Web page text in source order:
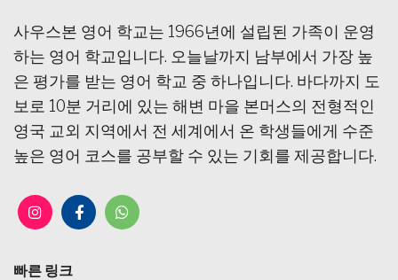
사우스본 영어 학교는 1966년에 설립된 가족이 운영
하는 영어 학교입니다. 오늘날까지 남부에서 가장 높
은 평가를 받는 영어 학교 중 하나입니다. 바다까지 도
보로 10분 거리에 있는 해변 마을 본머스의 전형적인
영국 교외 지역에서 전 세계에서 온 학생들에게 수준
높은 영어 코스를 공부할 수 있는 기회를 제공합니다.
빠른 링크